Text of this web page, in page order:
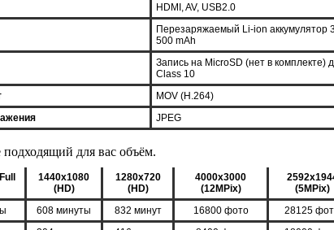
HDMI, AV, USB2.0
Перезаряжаемый Li-ion аккумулятор
500 mAh
Запись на MicroSD (нет в комплекте)
Class 10
MOV (H.264)
JPEG
для вас объём.
1440x1080
(HD)
1280x720
(HD)
4000x3000
(12MPix)
(5MPix)
608 минуты 832 минут 16800 фото 28125